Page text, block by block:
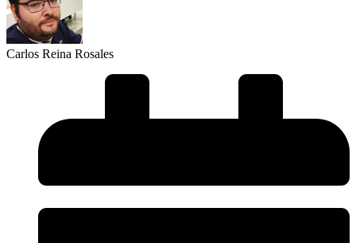
Carlos Reina Rosales